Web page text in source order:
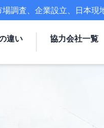
調査、企業設立、日本現
違い 協力会社一覧